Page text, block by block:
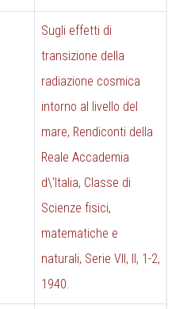
Sugli effetti di
transizione della
radiazione cosmica
intorno al livello del
mare, Rendiconti della
Reale Accademia
d\'Italia, Classe di
Scienze fisici,
matematiche e
naturali, Serie VII, II, 1-2,
1940.